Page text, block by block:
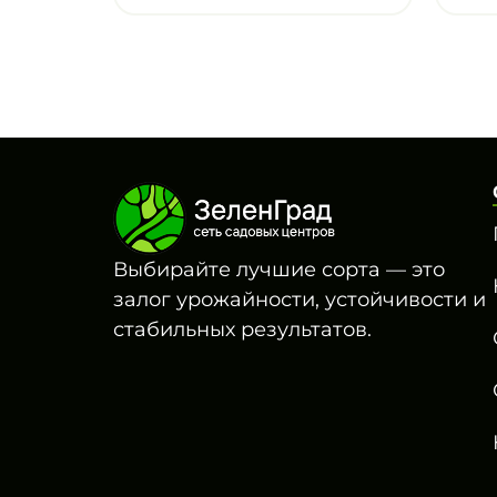
Выбирайте лучшие сорта — это
залог урожайности, устойчивости и
стабильных результатов.